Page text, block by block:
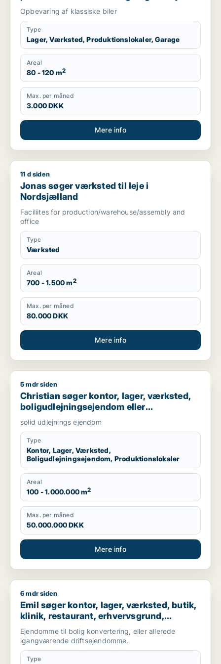
Helsingør eller Humlebæk
Opbevaring af klassiske biler
Type
Lager, Værksted, Produktionslokaler, Garage
Areal
80 - 120 m2
Max. per måned
3.000 DKK
Mere info
Jonas søger værksted til leje i Nordsjælland
11 d siden
Jonas søger værksted til leje i
Nordsjælland
Faciliites for production/warehouse/assembly and
office
Type
Værksted
Areal
700 - 1.500 m2
Max. per måned
80.000 DKK
Mere info
Christian søger kontor, lager, værksted,
5 mdr siden
Christian søger kontor, lager, værksted,
boligudlejningsejendom eller
produktionslokaler til salg i Nordsjælland,
Roskilde eller Holbæk
solid udlejnings ejendom
Type
Kontor, Lager, Værksted,
Boligudlejningsejendom, Produktionslokaler
Areal
100 - 1.000.000 m2
Max. per måned
50.000.000 DKK
Mere info
Emil søger kontor, lager, værksted, butik, klinik,
6 mdr siden
Emil søger kontor, lager, værksted, butik,
klinik, restaurant, erhvervsgrund,
boligudlejningsejendom, hotel,
produktionslokaler eller garage til salg i
Nordsjælland
Ejendomme til bolig konvertering, eller allerede
igangværende driftsejendomme.
Type